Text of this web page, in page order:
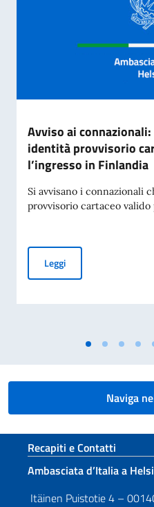
Avviso ai
identità provvisorio
l’ingresso in Finlandia
Si avvisano i connazionali
provvisorio cartaceo
LeggiAvviso ai
Naviga
Sezione
Recapiti e Contatti
Ambasciata d’Italia a
Itäinen Puistotie 4 –